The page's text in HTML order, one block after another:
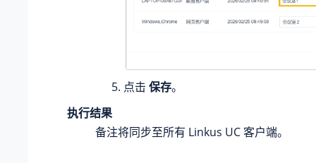
点击 保存。
执行结果
备注将同步至所有 Linkus UC 客户端。